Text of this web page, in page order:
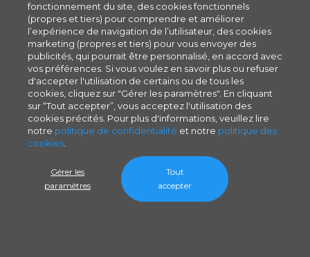
fonctionnement du site, des cookies fonctionnels
(propres et tiers) pour comprendre et améliorer
l’expérience de navigation de l’utilisateur, des cookies
marketing (propres et tiers) pour vous envoyer des
publicités, qui pourrait être personnalisé, en accord avec
vos préférences. Si vous voulez en savoir plus ou refuser
d'accepter l'utilisation de certains ou de tous les
cookies, cliquez sur "Gérer les paramètres". En cliquant
sur “Tout accepter”, vous acceptez l'utilisation des
cookies précités. Pour plus d'informations, veuillez lire
notre politique de confidentialité et notre politique des
cookies
Gérer les
paramètres
Tout
accepter